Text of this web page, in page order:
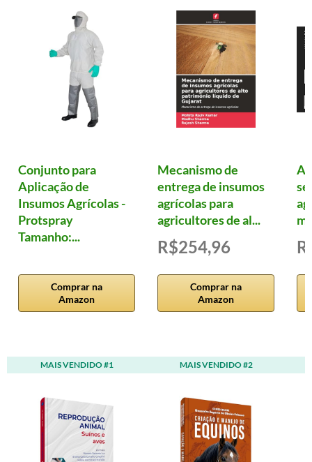
Conjunto para
Aplicação de
Insumos Agrícolas -
Protspray
Tamanho:...
Comprar na
Amazon
Mecanismo de
entrega de insumos
agrícolas para
agricultores de al...
R$254,96
Comprar na
Amazon
MAIS VENDIDO #1 MAIS VENDIDO #2